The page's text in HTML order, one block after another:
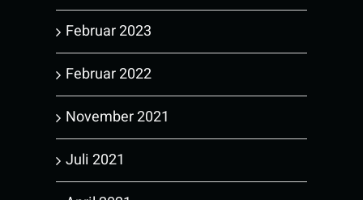
Februar 2023
Februar 2022
November 2021
Juli 2021